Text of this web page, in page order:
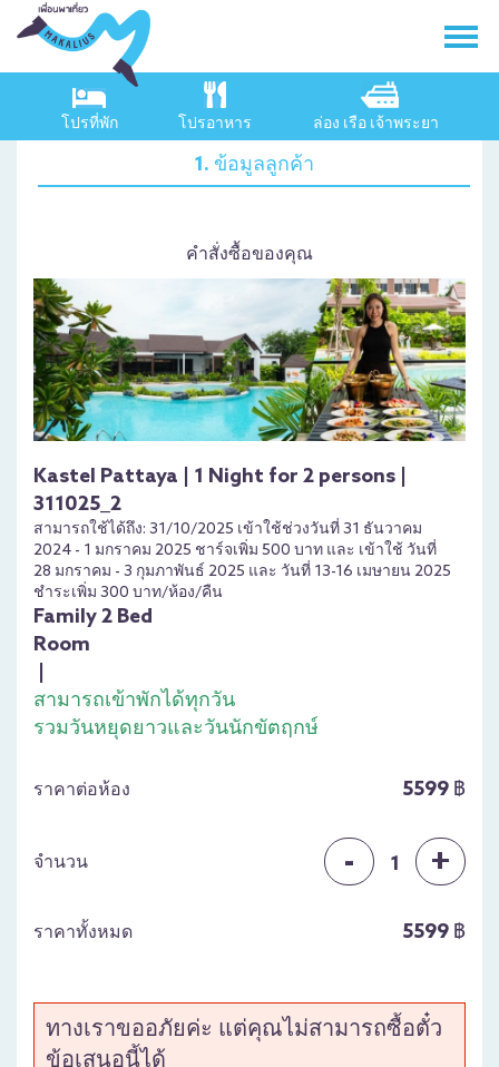
โปรที่พัก โปรอาหาร ล่อง เรือ เจ้าพระยา
1. ข้อมูลลูกค้า
คำสั่งซื้อของคุณ
Kastel Pattaya | 1 Night for 2 persons |
311025_2
สามารถใช้ได้ถึง: 31/10/2025 เข้าใช้ช่วงวันที่ 31 ธันวาคม
2024 - 1 มกราคม 2025 ชาร์จเพิ่ม 500 บาท และ เข้าใช้ วันที่
28 มกราคม - 3 กุมภาพันธ์ 2025 และ วันที่ 13-16 เมษายน 2025
ชำระเพิ่ม 300 บาท/ห้อง/คืน
Family 2 Bed
Room
สามารถเข้าพักได้ทุกวัน
รวมวันหยุดยาวและวันนักขัตฤกษ์
Family 2 Bed Room
ฟรี อาหารเช้า บุฟเฟ่ต์ หรือ Floating สำหรับ 4 ท่าน เลือก
อย่างใดอย่างหนึ่ง
ฟรี เครื่องดื่ม สำหรับ 4 ท่าน (มูลค่า 400 บาท)
ราคาต่อห้อง 5599 ฿
จำนวน - 1 +
ราคาทั้งหมด 5599 ฿
ทางเราขออภัยค่ะ แต่คุณไม่สามารถซื้อตั๋ว
ข้อเสนอนี้ได้